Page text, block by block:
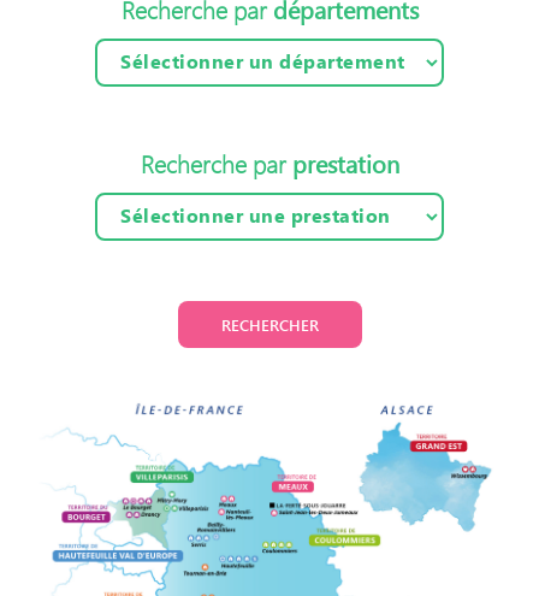
Recherche pardépartements
Recherche parprestation
RECHERCHER